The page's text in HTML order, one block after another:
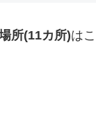
所(11カ所)は